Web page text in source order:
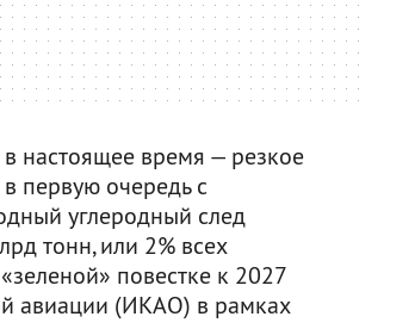
настоящее время — резкое
первую очередь с
углеродный след
тонн, или 2% всех
повестке к 2027
авиации (ИКАО) в рамках